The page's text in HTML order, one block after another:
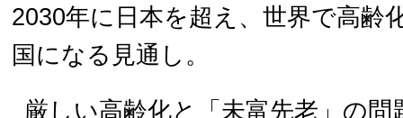
2030年に日本を超え、世界で高齢
国になる見通し。
厳しい高齢化と「未富先老」の問